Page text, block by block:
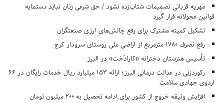
مهریه قربانی تصمیمات شتاب‌زده نشود / حق شرعی زنان نباید دستمایه
قوانین عجولانه قرار گیرد
تشکیل کمیته مشترک برای رفع چالش‌های ارزی صنعتگران
رفع تصرف ۱۷۸۰ مترمربع از اراضی ملی روستای سرودار کرج
تأسیس هنرستان دخترانه «کارادُخت» در البرز
رکوردزنی در عدالت درمانی البرز؛ ارائه ۱۵۳ میلیارد ریال خدمات رایگان در ۶۶
اردوی جهادی سلامت
افزایش وثیقه خروج از کشور برای ادامه تحصیل به ۲۰۰ میلیون تومان